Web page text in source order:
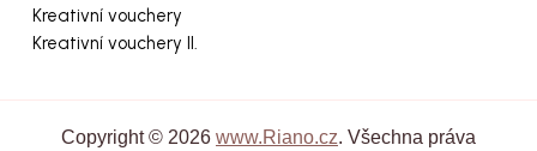
Kreativní vouchery
Kreativní vouchery II.
Copyright © 2026 www.Riano.cz. Všechna práva